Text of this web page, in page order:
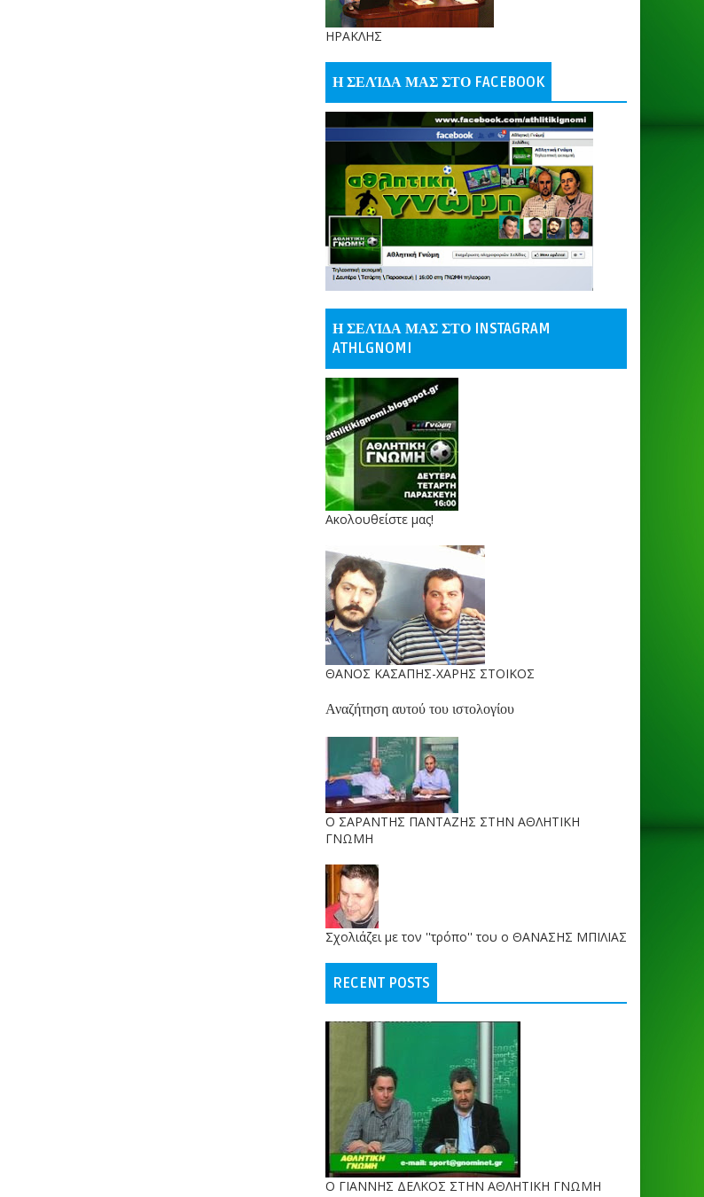
ΗΡΑΚΛΗΣ
Η ΣΕΛΊΔΑ ΜΑΣ ΣΤΟ FACEBOOK
Η ΣΕΛΊΔΑ ΜΑΣ ΣΤΟ INSTAGRAM
ATHLGNOMI
Ακολουθείστε μας!
ΘΑΝΟΣ ΚΑΣΑΠΗΣ-ΧΑΡΗΣ ΣΤΟΙΚΟΣ
Αναζήτηση αυτού του ιστολογίου
O ΣΑΡΑΝΤΗΣ ΠΑΝΤΑΖΗΣ ΣΤΗΝ ΑΘΛΗΤΙΚΗ
ΓΝΩΜΗ
Σχολιάζει με τον ''τρόπο'' του ο ΘΑΝΑΣΗΣ ΜΠΙΛΙΑΣ
RECENT POSTS
Ο ΓΙΑΝΝΗΣ ΔΕΛΚΟΣ ΣΤΗΝ ΑΘΛΗΤΙΚΗ ΓΝΩΜΗ